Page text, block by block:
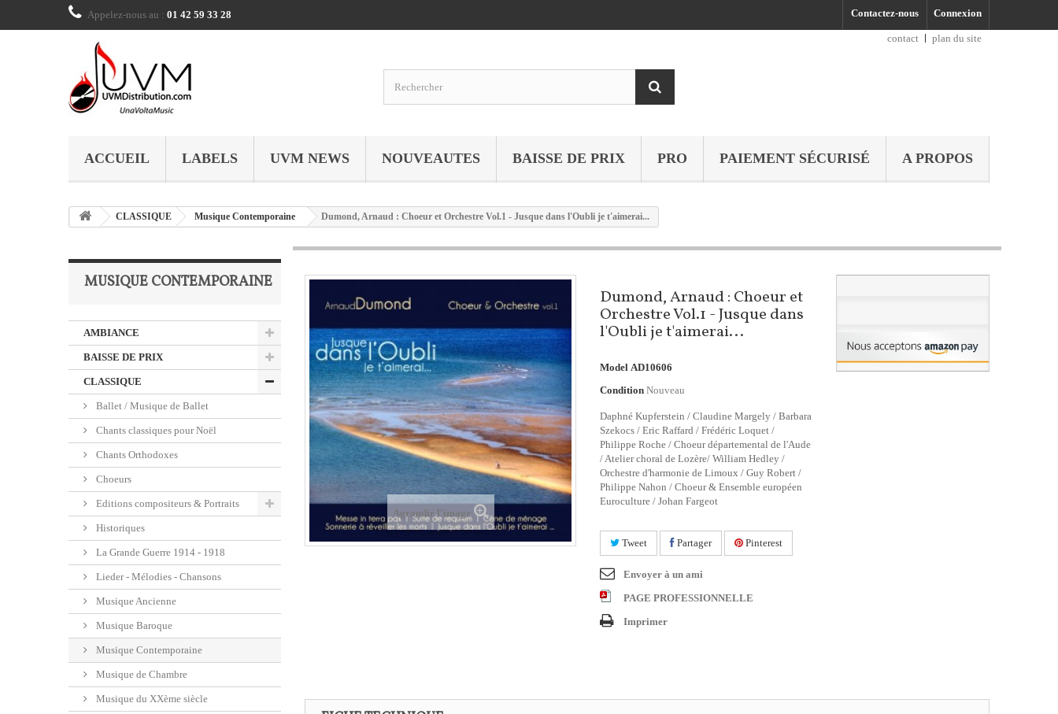
Connexion
Contactez-nous
Appelez-nous au : 01 42 59 33 28
contact
plan du site
ACCUEIL LABELS UVM NEWS NOUVEAUTES BAISSE DE PRIX PRO PAIEMENT SÉCURISÉ A PROPOS
CLASSIQUE Musique Contemporaine Dumond, Arnaud : Choeur et Orchestre Vol.1 - Jusque dans l'Oubli je t'aimerai...
MUSIQUE CONTEMPORAINE
AMBIANCE
BAISSE DE PRIX
CLASSIQUE
Ballet / Musique de Ballet
Chants classiques pour Noël
Chants Orthodoxes
Choeurs
Editions compositeurs & Portraits
Historiques
La Grande Guerre 1914 - 1918
Lieder - Mélodies - Chansons
Musique Ancienne
Musique Baroque
Musique Contemporaine
Musique de Chambre
Musique du XXème siècle
Agrandir l'image
Dumond, Arnaud : Choeur et
Orchestre Vol.1 - Jusque dans
l'Oubli je t'aimerai...
Model AD10606
Condition Nouveau
Daphné Kupferstein / Claudine Margely / Barbara
Szekocs / Eric Raffard / Frédéric Loquet /
Philippe Roche / Choeur départemental de l'Aude
/ Atelier choral de Lozère/ William Hedley /
Orchestre d'harmonie de Limoux / Guy Robert /
Philippe Nahon / Choeur & Ensemble européen
Euroculture / Johan Fargeot
Tweet Partager Pinterest
Envoyer à un ami
PAGE PROFESSIONNELLE
Imprimer